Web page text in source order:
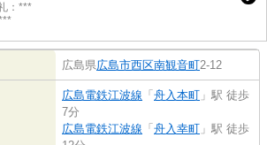
：***
広島県広島市西区南観音町2-12
広島電鉄江波線 「 舟入本町 」駅 徒歩
7分
広島電鉄江波線 「 舟入幸町 」駅 徒歩